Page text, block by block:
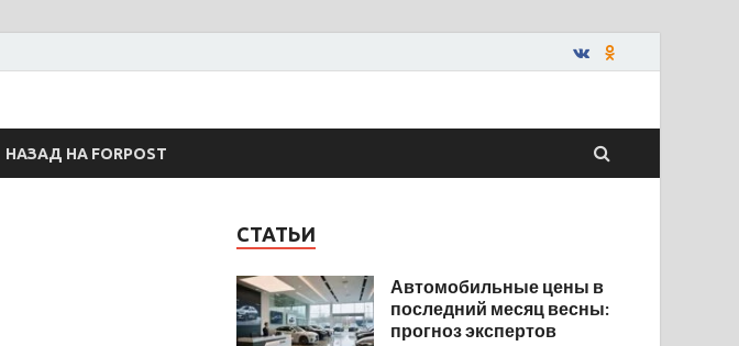
НАЗАД НА FORPOST
СТАТЬИ
Автомобильные цены в
последний месяц весны:
прогноз экспертов